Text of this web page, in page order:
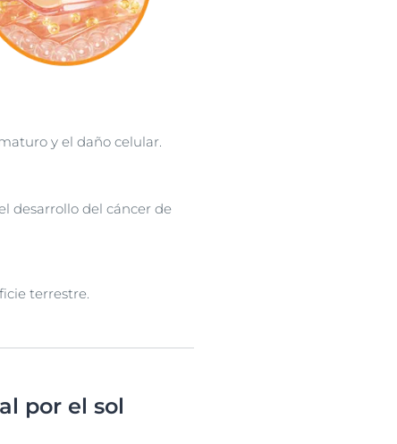
y el daño celular.
desarrollo del cáncer de
terrestre.
por el sol